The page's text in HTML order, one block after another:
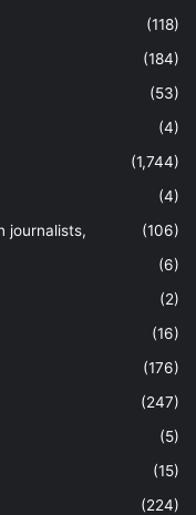
(118)
(184)
(53)
(4)
(1,744)
(4)
journalists,
(106)
(6)
(2)
(16)
(176)
(247)
(5)
(15)
(224)